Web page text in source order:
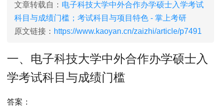
院校库 考试报名 招生政策 学制学费
报名流程
考试真题
报考经验 招生简章
MPAcc会计专硕
院校库 考试报名 招生政策
文章转载自： 电子科技大学中外合作办学硕士入学考试
科目与成绩门槛；考试科目与项目特色 - 掌上考研
原文链接： https://www.kaoyan.cn/zaizhi/article/p7491
一、电子科技大学中外合作办学硕士入
学考试科目与成绩门槛
答案：